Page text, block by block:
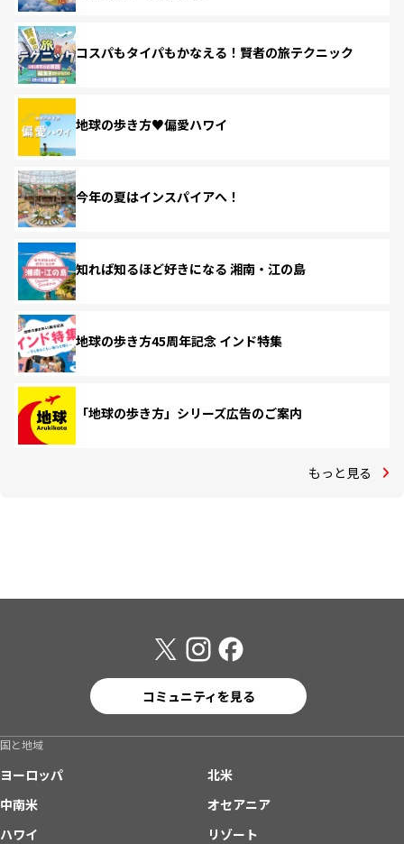
コスパもタイパもかなえる！賢者の旅テクニック
地球の歩き方♥偏愛ハワイ
今年の夏はインスパイアへ！
知れば知るほど好きになる 湘南・江の島
地球の歩き方45周年記念 インド特集
「地球の歩き方」シリーズ広告のご案内
もっと見る
コミュニティを見る
国と地域
ヨーロッパ
北米
中南米
オセアニア
ハワイ
リゾート